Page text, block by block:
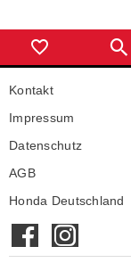
Kontakt
Impressum
Datenschutz
AGB
Honda Deutschland